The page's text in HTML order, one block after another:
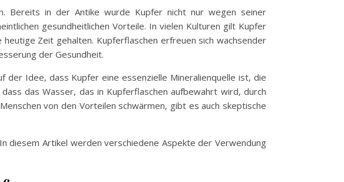
Bereits in der Antike wurde Kupfer nicht nur wegen seiner
gesundheitlichen Vorteile. In vielen Kulturen gilt Kupfer
Zeit gehalten. Kupferflaschen erfreuen sich wachsender
der Gesundheit.
der Idee, dass Kupfer eine essenzielle Mineralienquelle ist, die
das Wasser, das in Kupferflaschen aufbewahrt wird, durch
von den Vorteilen schwärmen, gibt es auch skeptische
diesem Artikel werden verschiedene Aspekte der Verwendung